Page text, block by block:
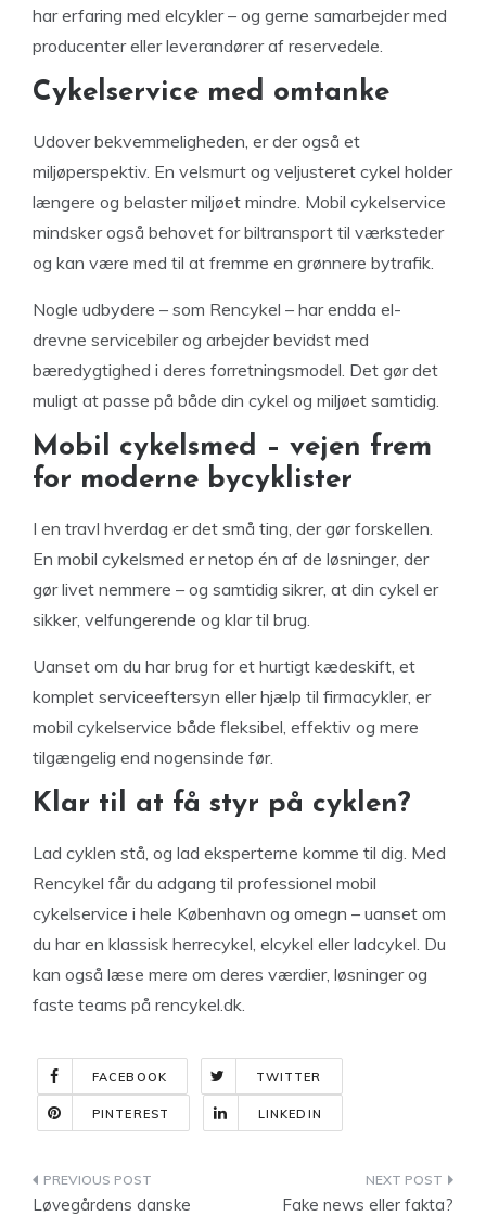
har erfaring med elcykler – og gerne samarbejder med
producenter eller leverandører af reservedele.
Cykelservice med omtanke
Udover bekvemmeligheden, er der også et
miljøperspektiv. En velsmurt og veljusteret cykel holder
længere og belaster miljøet mindre. Mobil cykelservice
mindsker også behovet for biltransport til værksteder
og kan være med til at fremme en grønnere bytrafik.
Nogle udbydere – som Rencykel – har endda el-
drevne servicebiler og arbejder bevidst med
bæredygtighed i deres forretningsmodel. Det gør det
muligt at passe på både din cykel og miljøet samtidig.
Mobil cykelsmed – vejen frem
for moderne bycyklister
I en travl hverdag er det små ting, der gør forskellen.
En mobil cykelsmed er netop én af de løsninger, der
gør livet nemmere – og samtidig sikrer, at din cykel er
sikker, velfungerende og klar til brug.
Uanset om du har brug for et hurtigt kædeskift, et
komplet serviceeftersyn eller hjælp til firmacykler, er
mobil cykelservice både fleksibel, effektiv og mere
tilgængelig end nogensinde før.
Klar til at få styr på cyklen?
Lad cyklen stå, og lad eksperterne komme til dig. Med
Rencykel får du adgang til professionel mobil
cykelservice i hele København og omegn – uanset om
du har en klassisk herrecykel, elcykel eller ladcykel. Du
kan også læse mere om deres værdier, løsninger og
faste teams på rencykel.dk.
FACEBOOK TWITTER
PINTEREST LINKEDIN
Indlægsnavigation
Løvegårdens danske
Fake news eller fakta?